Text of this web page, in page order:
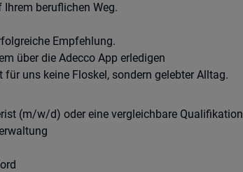
beruflichen Weg.
Empfehlung.
über die Adecco App erledigen
uns keine Floskel, sondern gelebter Alltag.
(m/w/d) oder eine vergleichbare Qualifikation